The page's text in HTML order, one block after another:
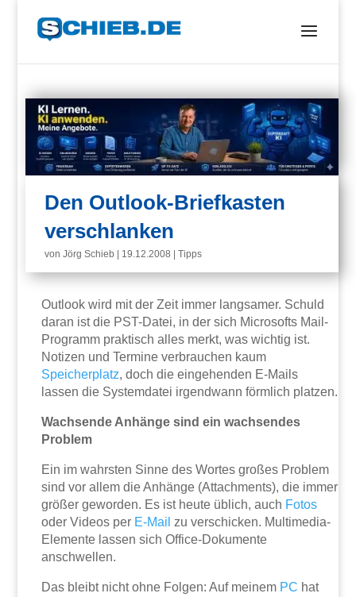
Den Outlook-Briefkasten
verschlanken
vonJörg Schieb 19.12.2008 |Tipps
Outlook wird mit der Zeit immer langsamer. Schuld
daran ist die PST-Datei, in der sich Microsofts Mail-
Programm praktisch alles merkt, was wichtig ist.
Notizen und Termine verbrauchen kaum
Speicherplatz, doch die eingehenden E-Mails
lassen die Systemdatei irgendwann förmlich platzen.
Wachsende Anhänge sind ein wachsendes
Problem
Ein im wahrsten Sinne des Wortes großes Problem
sind vor allem die Anhänge (Attachments), die immer
größer geworden. Es ist heute üblich, auch Fotos
oder Videos per E-Mail zu verschicken. Multimedia-
Elemente lassen sich Office-Dokumente
anschwellen.
Das bleibt nicht ohne Folgen: Auf meinem PC hat